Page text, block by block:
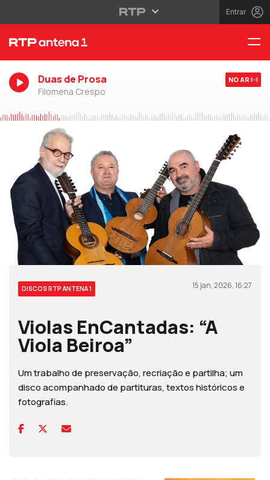
Entrar
Duas de Prosa
Filomena Crespo
NO AR
DISCOS RTP ANTENA 1 15 jan, 2026, 16:27
Violas EnCantadas: “A
Viola Beiroa”
Um trabalho de preservação, recriação e partilha; um
disco acompanhado de partituras, textos históricos e
fotografias.